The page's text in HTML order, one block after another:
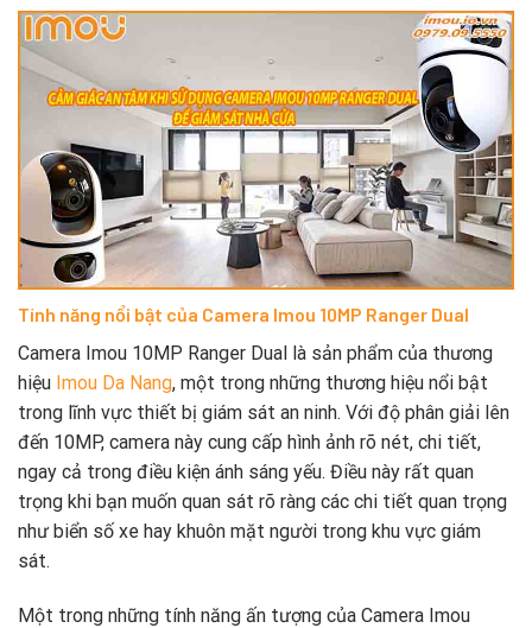
Tính năng nổi bật của Camera Imou 10MP Ranger Dual
Camera Imou 10MP Ranger Dual là sản phẩm của thương
hiệu Imou Da Nang, một trong những thương hiệu nổi bật
trong lĩnh vực thiết bị giám sát an ninh. Với độ phân giải lên
đến 10MP, camera này cung cấp hình ảnh rõ nét, chi tiết,
ngay cả trong điều kiện ánh sáng yếu. Điều này rất quan
trọng khi bạn muốn quan sát rõ ràng các chi tiết quan trọng
như biển số xe hay khuôn mặt người trong khu vực giám
sát.
Một trong những tính năng ấn tượng của Camera Imou